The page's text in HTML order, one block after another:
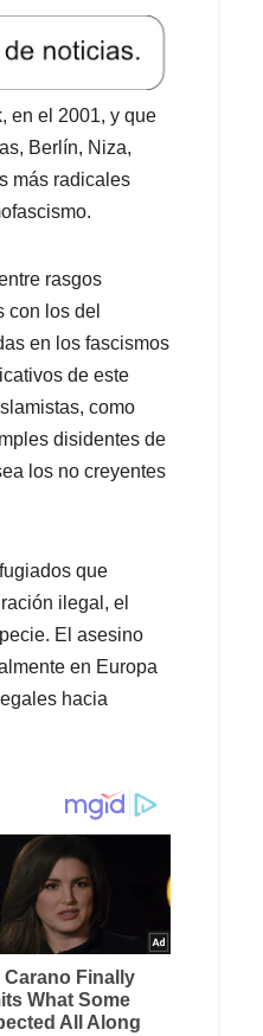
en el 2001, y que
Berlín, Niza,
más radicales
rasgos
con los del
en los fascismos
de este
como
disidentes de
los no creyentes
que
ilegal, el
El asesino
en Europa
hacia